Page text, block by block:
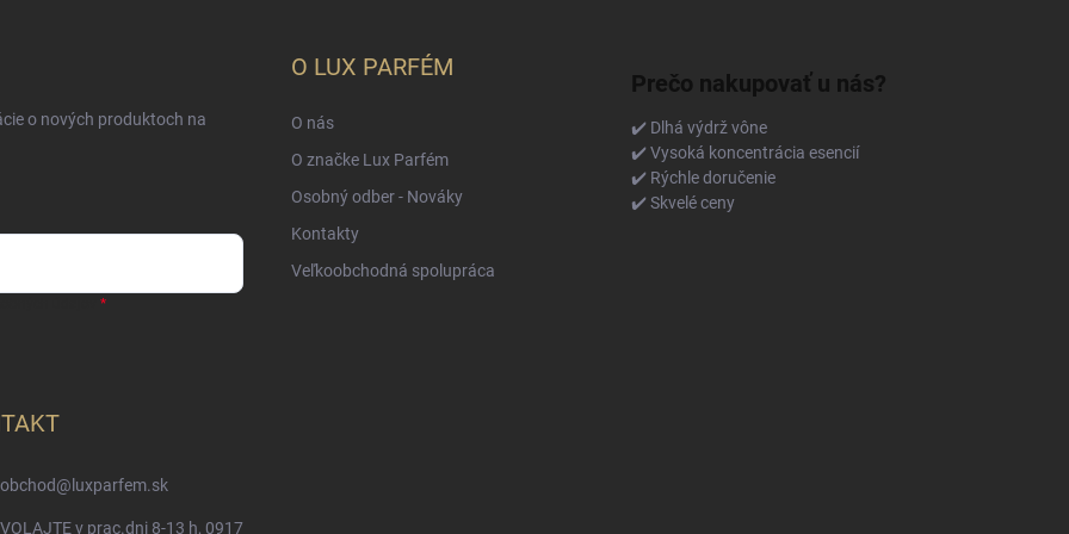
o nových produktoch na
O LUX PARFÉM
O nás
O značke Lux Parfém
Osobný odber - Nováky
Kontakty
Veľkoobchodná spolupráca
Prečo nakupovať u nás?
✔️ Dlhá výdrž vône
✔️ Vysoká koncentrácia esencií
✔️ Rýchle doručenie
✔️ Skvelé ceny
obchod@ luxparfem.sk
VOLAJTE v prac.dni 8-13 h, 0917